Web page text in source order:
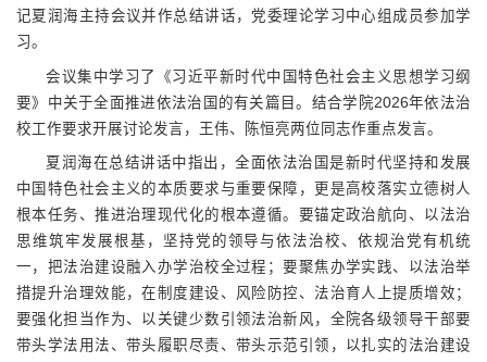
记夏润海主持会议并作总结讲话，党委理论学习中心组成员参加学
习。
会议集中学习了《习近平新时代中国特色社会主义思想学习纲
要》中关于全面推进依法治国的有关篇目。结合学院2026年依法治
校工作要求开展讨论发言，王伟、陈恒亮两位同志作重点发言。
夏润海在总结讲话中指出，全面依法治国是新时代坚持和发展
中国特色社会主义的本质要求与重要保障，更是高校落实立德树人
根本任务、推进治理现代化的根本遵循。要锚定政治航向、以法治
思维筑牢发展根基，坚持党的领导与依法治校、依规治党有机统
一，把法治建设融入办学治校全过程；要聚焦办学实践、以法治举
措提升治理效能，在制度建设、风险防控、法治育人上提质增效；
要强化担当作为、以关键少数引领法治新风，全院各级领导干部要
带头学法用法、带头履职尽责、带头示范引领，以扎实的法治建设